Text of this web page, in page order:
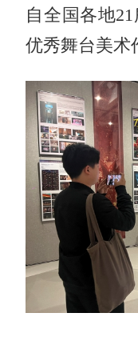
自全国各地
优秀舞台美术